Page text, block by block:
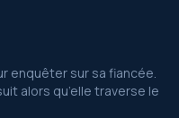
enquêter sur sa fiancée.
alors qu’elle traverse le